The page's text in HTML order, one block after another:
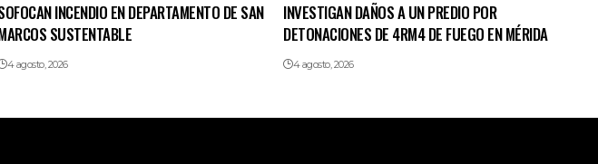
INCENDIO EN DEPARTAMENTO DE SAN
SUSTENTABLE
4 agosto, 2026
INVESTIGAN DAÑOS A UN PREDIO POR
DETONACIONES DE 4RM4 DE FUEGO EN MÉRIDA
4 agosto, 2026